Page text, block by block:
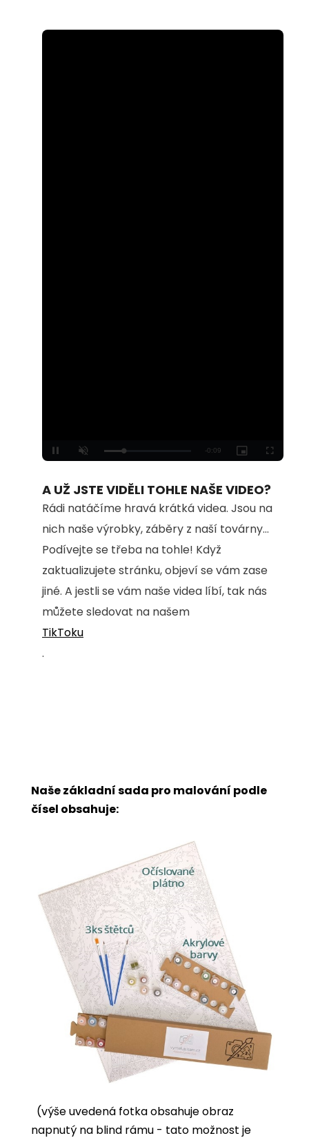
Unmute
100.00%
A UŽ JSTE VIDĚLI TOHLE NAŠE VIDEO?
Rádi natáčíme hravá krátká videa. Jsou na
nich naše výrobky, záběry z naší továrny...
Podívejte se třeba na tohle! Když
zaktualizujete stránku, objeví se vám zase
jiné. A jestli se vám naše videa líbí, tak nás
můžete sledovat na našem
TikToku
.
Naše základní sada pro malování podle
čísel obsahuje:
(výše uvedená fotka obsahuje obraz
napnutý na blind rámu - tato možnost je